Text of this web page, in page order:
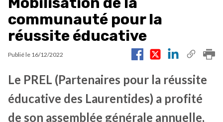
communauté pour la
réussite éducative
Publié le 16/12/2022
Le PREL (Partenaires pour la réussite
éducative des Laurentides) a profité
de son assemblée générale annuelle,